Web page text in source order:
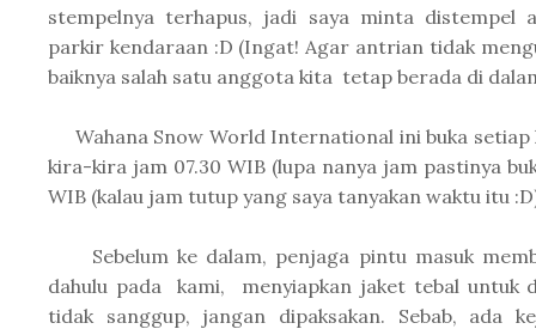
stempelnya terhapus, jadi saya minta distempel
parkir kendaraan :D (Ingat! Agar antrian tidak
baiknya salah satu anggota kita tetap berada di
Wahana Snow World International ini buka setiap
kira-kira jam 07.30 WIB (lupa nanya jam pastinya
WIB (kalau jam tutup yang saya tanyakan waktu itu
Sebelum ke dalam, penjaga pintu masuk
dahulu pada kami, menyiapkan jaket tebal untuk
tidak sanggup, jangan dipaksakan. Sebab, ada